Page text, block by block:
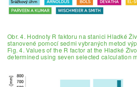
Obr. 4. Hodnoty R faktoru na stanici Hladké
stanovené pomocí sedmi vybraných metod
Fig. 4. Values of the R factor at the Hladké
determined using seven selected calculation